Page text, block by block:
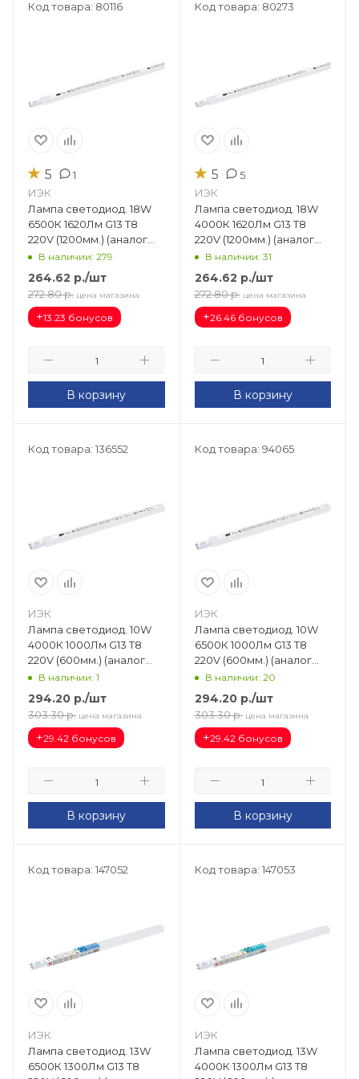
Код товара: 80116
★ 5 1
ИЭК
Лампа светодиод. 18W
6500К 1620Лм G13 T8
220V (1200мм.) (аналог
L36) матовая LLE-T8-18-
В наличии: 279
264.62 р./шт
272.80 р. цена магазина
+13.23 бонусов
В корзину
Код товара: 80273
★ 5 5
ИЭК
Лампа светодиод. 18W
4000К 1620Лм G13 T8
220V (1200мм.) (аналог
L36) матовая LLE-T8-18-
В наличии: 31
264.62 р./шт
272.80 р. цена магазина
+26.46 бонусов
В корзину
Код товара: 136552
ИЭК
Лампа светодиод. 10W
4000К 1000Лм G13 T8
220V (600мм.) (аналог
L18) матовая LLE-T8R-10-
В наличии: 1
294.20 р./шт
303.30 р. цена магазина
+29.42 бонусов
В корзину
Код товара: 94065
ИЭК
Лампа светодиод. 10W
6500К 1000Лм G13 T8
220V (600мм.) (аналог
L18) матовая LLE-T8R-10-
В наличии: 20
294.20р./шт
303.30 р. цена магазина
+29.42 бонусов
В корзину
Код товара: 147052
ИЭК
Лампа светодиод. 13W
6500К 1300Лм G13 T8
Код товара: 147053
ИЭК
Лампа светодиод. 13W
4000К 1300Лм G13 T8